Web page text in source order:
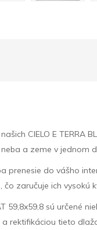
CIELO E
a zeme v jednom
prenesie do vášho
čo zaručuje ich vysokú
59,8x59,8 sú
a rektifikáciou tieto